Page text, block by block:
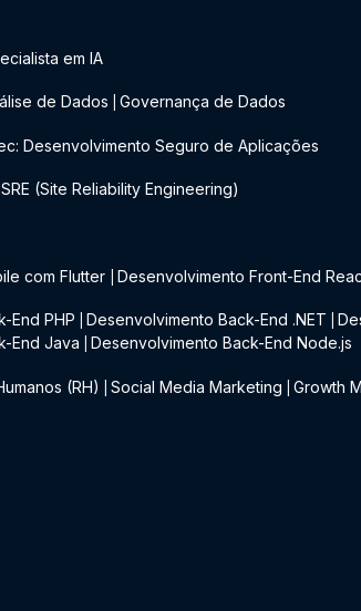
em IA
de Dados Governança de Dados
Desenvolvimento Seguro de Aplicações
SRE (Site Reliability Engineering)
com Flutter Desenvolvimento Front-End
End PHP Desenvolvimento Back-End .NET
End Java Desenvolvimento Back-End Node.js
(RH) Social Media Marketing Growth